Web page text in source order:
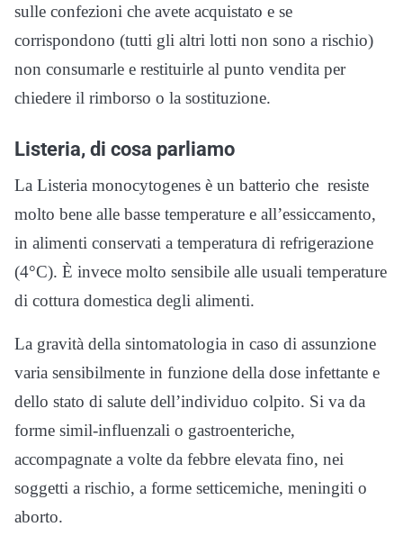
sulle confezioni che avete acquistato e se
corrispondono (tutti gli altri lotti non sono a rischio)
non consumarle e restituirle al punto vendita per
chiedere il rimborso o la sostituzione.
Listeria, di cosa parliamo
La Listeria monocytogenes è un batterio che resiste
molto bene alle basse temperature e all’essiccamento,
in alimenti conservati a temperatura di refrigerazione
(4°C). È invece molto sensibile alle usuali temperature
di cottura domestica degli alimenti.
La gravità della sintomatologia in caso di assunzione
varia sensibilmente in funzione della dose infettante e
dello stato di salute dell’individuo colpito. Si va da
forme simil-influenzali o gastroenteriche,
accompagnate a volte da febbre elevata fino, nei
soggetti a rischio, a forme setticemiche, meningiti o
aborto.